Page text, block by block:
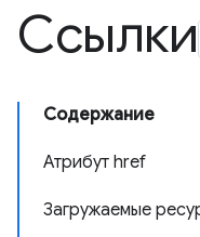
Ссылки
Содержание
Атрибут href
Загружаемые